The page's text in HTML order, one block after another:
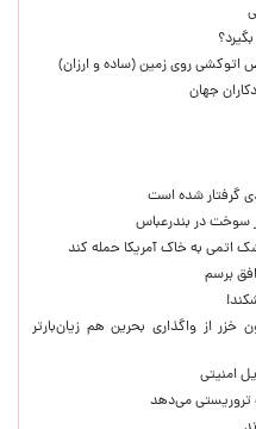
روی زمین (ساده و ارزان)
جهان
گرفتار شده است
اتمی به خاک آمریکا حمله کند
برسم
خزر از واگذاری بحرین هم زیان‌بارتر
امنیتی
تروریستی می‌دهد